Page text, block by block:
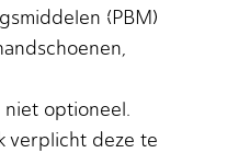
(PBM)
optioneel.
verplicht deze te